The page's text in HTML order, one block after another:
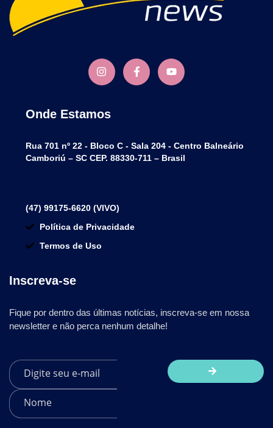
Onde Estamos
Rua 701 nº 22 - Bloco C - Sala 204 - Centro Balneário
Camboriú – SC CEP. 88330-711 – Brasil
(47) 99175-6620 (VIVO)
Política de Privacidade
Termos de Uso
Inscreva-se
Fique por dentro das últimas notícias, inscreva-se em nossa
newsletter e não perca nenhum detalhe!